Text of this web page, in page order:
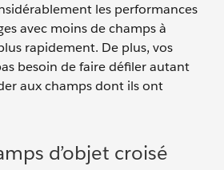
les performances
avec moins de champs à
rapidement. De plus, vos
besoin de faire défiler autant
aux champs dont ils ont
d’objet croisé